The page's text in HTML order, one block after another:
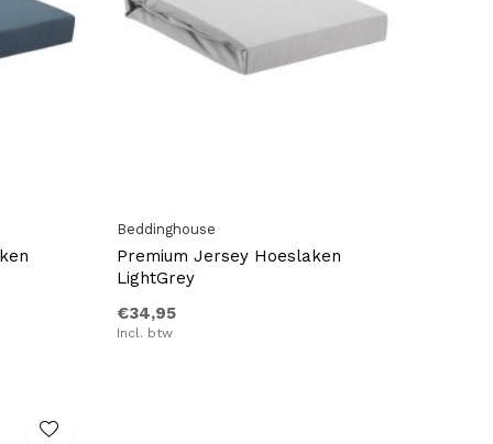
Beddinghouse
Premium Jersey Hoeslaken
LightGrey
€34,95
Incl. btw